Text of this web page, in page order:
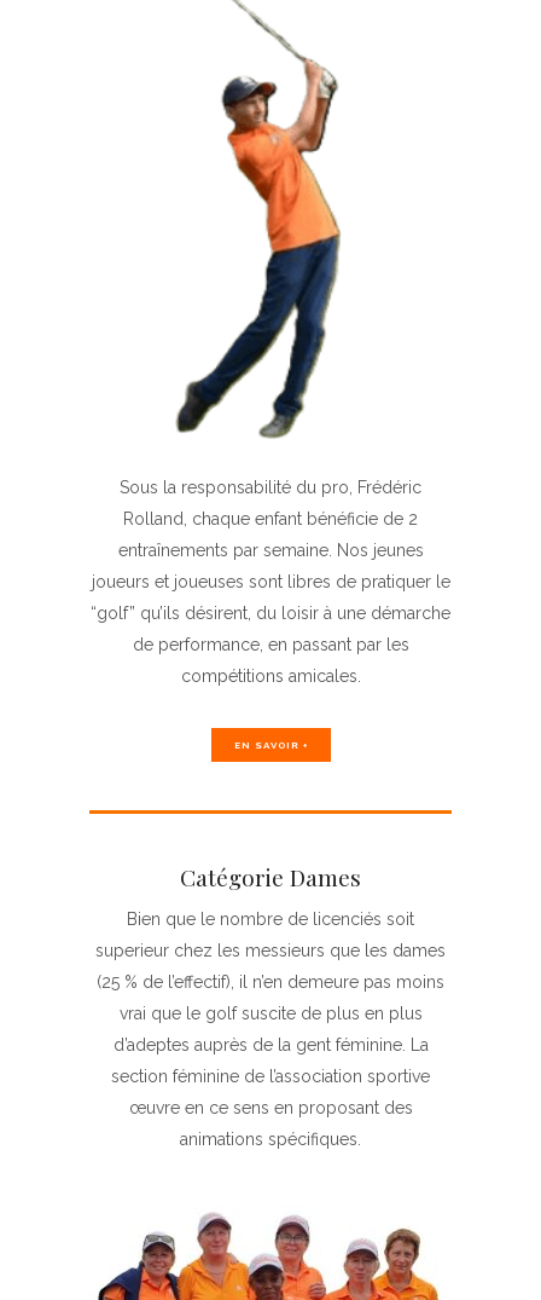
Sous la responsabilité du pro, Frédéric
Rolland, chaque enfant bénéficie de 2
entraînements par semaine. Nos jeunes
joueurs et joueuses sont libres de pratiquer le
“golf” qu’ils désirent, du loisir à une démarche
de performance, en passant par les
compétitions amicales.
EN SAVOIR +
Catégorie Dames
Bien que le nombre de licenciés soit
superieur chez les messieurs que les dames
(25 % de l’effectif), il n’en demeure pas moins
vrai que le golf suscite de plus en plus
d’adeptes auprès de la gent féminine. La
section féminine de l’association sportive
œuvre en ce sens en proposant des
animations spécifiques.